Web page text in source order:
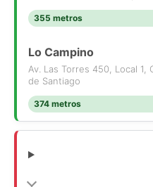
355 metros
Lo Campino
Av. Las Torres 450, Local
de Santiago
374 metros